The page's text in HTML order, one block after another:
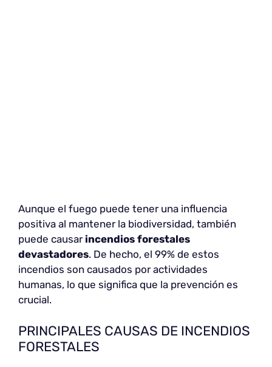
Aunque el fuego puede tener una influencia
positiva al mantener la biodiversidad, también
puede causar incendios forestales
devastadores. De hecho, el 99% de estos
incendios son causados por actividades
humanas, lo que significa que la prevención es
crucial.
PRINCIPALES CAUSAS DE INCENDIOS
FORESTALES